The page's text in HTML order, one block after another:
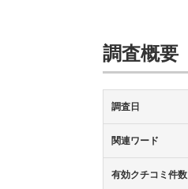
調査概要
調査日
関連ワード
有効クチコミ件数